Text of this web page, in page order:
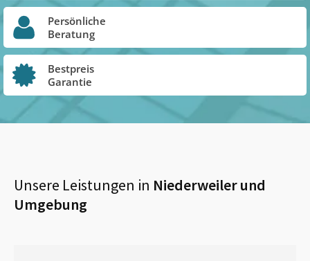
Persönliche
Beratung
Bestpreis
Garantie
Unsere Leistungen in Niederweilerund
Umgebung